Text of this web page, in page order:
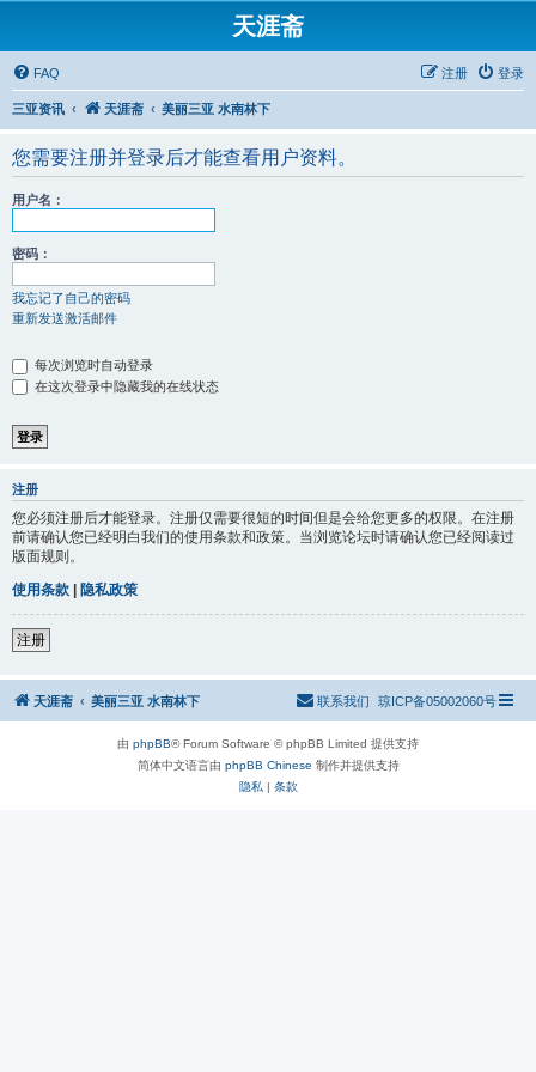
天涯斋
FAQ 登录
注册
三亚资讯 天涯斋 美丽三亚 水南林下
您需要注册并登录后才能查看用户资料。
用户名：
密码：
我忘记了自己的密码
重新发送激活邮件
每次浏览时自动登录
在这次登录中隐藏我的在线状态
注册
您必须注册后才能登录。注册仅需要很短的时间但是会给您更多的权限。在注册
前请确认您已经明白我们的使用条款和政策。当浏览论坛时请确认您已经阅读过
版面规则。
使用条款 | 隐私政策
注册
天涯斋 美丽三亚 水南林下 琼ICP备05002060号
联系我们
由 phpBB® Forum Software © phpBB Limited 提供支持
简体中文语言由 phpBB Chinese 制作并提供支持
隐私 | 条款